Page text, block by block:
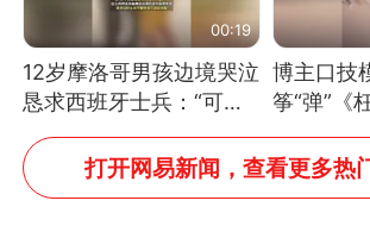
00:19
12岁摩洛哥男孩边境哭泣
恳求西班牙士兵：“可不
可以不要把我遣返回国”
博主口技
筝“弹”《
像了～你
吗？”“或
不带古筝
打开网易新闻，查看更多热